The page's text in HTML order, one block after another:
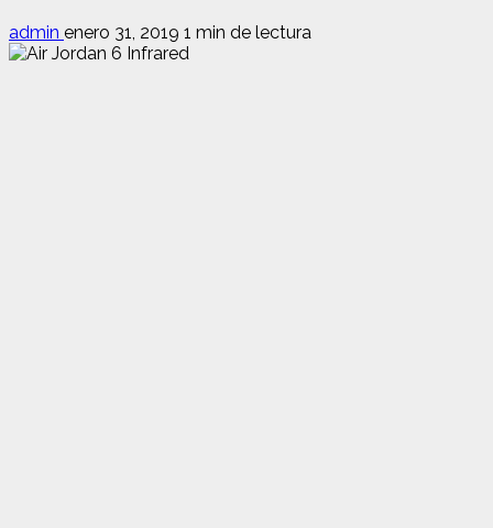
admin enero 31, 2019 1 min de lectura